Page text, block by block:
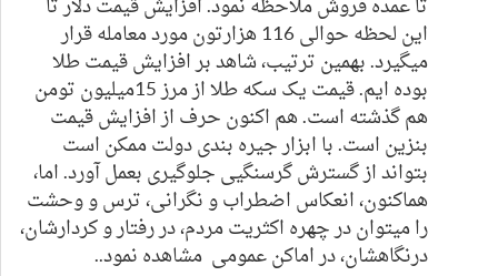
این لحظه حوالی 116 هزارتون مورد معامله قرار
میگیرد. بهمین ترتیب، شاهد بر افزایش قیمت طلا
بوده ایم. قیمتیکسکه طلا از مرز 15میلیون تومن
هم گذشته است. هم اکنون حرف از افزایش قیمت
بنزین است. با ابزار جیره بندی دولت ممکن است
بتواند از گسترش گرسنگیی جلوگیری بعمل آورد. اما،
هماکنون، انعکاس اضطراب و نگرانی، ترس و وحشت
را میتوان در چهره اکثریت مردم، در رفتار و کردارشان،
درنگاهشان، در اماکن عمومی مشاهده نمود..